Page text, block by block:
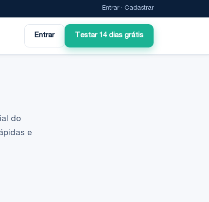
Entrar· Cadastrar
Entrar Testar 14 dias grátis
do
e